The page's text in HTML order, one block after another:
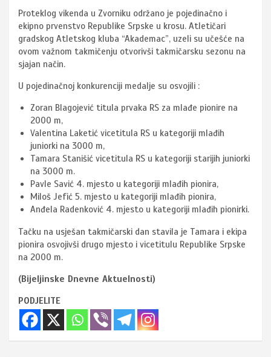
Proteklog vikenda u Zvorniku održano je pojedinačno i
ekipno prvenstvo Republike Srpske u krosu. Atletičari
gradskog Atletskog kluba “Akademac”, uzeli su učešće na
ovom važnom takmičenju otvorivši takmičarsku sezonu na
sjajan način.
U pojedinačnoj konkurenciji medalje su osvojili :
Zoran Blagojević titula prvaka RS za mlađe pionire na
2000 m,
Valentina Laketić vicetitula RS u kategoriji mlađih
juniorki na 3000 m,
Tamara Stanišić vicetitula RS u kategoriji starijih juniorki
na 3000 m.
Pavle Savić 4. mjesto u kategoriji mlađih pionira,
Miloš Jefić 5. mjesto u kategoriji mlađih pionira,
Anđela Radenković 4. mjesto u kategoriji mlađih pionirki.
Tačku na usješan takmičarski dan stavila je Tamara i ekipa
pionira osvojivši drugo mjesto i vicetitulu Republike Srpske
na 2000 m.
(Bijeljinske Dnevne Aktuelnosti)
PODJELITE